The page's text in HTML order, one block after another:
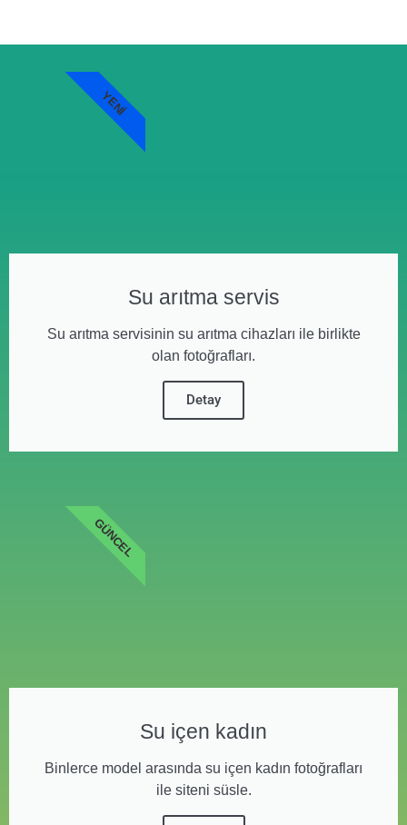
Su arıtma servis
Su arıtma servisinin su arıtma cihazları ile birlikte
olan fotoğrafları.
Detay
YENI
Su içen kadın
Binlerce model arasında su içen kadın fotoğrafları
ile siteni süsle.
GÜNCEL